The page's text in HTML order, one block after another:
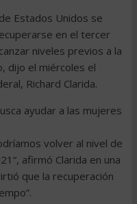
Estados Unidos se
en el tercer
niveles previos a la
dijo el miércoles el
Richard Clarida.
ayudar a las mujeres
volver al nivel de
afirmó Clarida en una
que la recuperación